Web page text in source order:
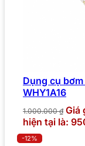
Dụng cụ
WHY1A16
1.000.000₫ Giá
hiện tại là:
-12%